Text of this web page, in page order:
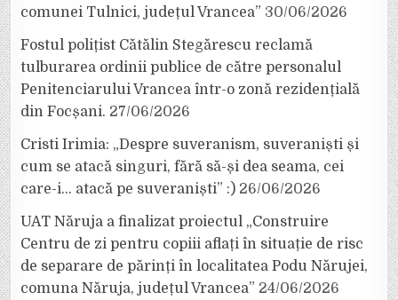
comunei Tulnici, județul Vrancea” 30/06/2026
Fostul polițist Cătălin Stegărescu reclamă
tulburarea ordinii publice de către personalul
Penitenciarului Vrancea într-o zonă rezidențială
din Focșani. 27/06/2026
Cristi Irimia: „Despre suveranism, suveraniști și
cum se atacă singuri, fără să-și dea seama, cei
care-i… atacă pe suveraniști” :) 26/06/2026
UAT Năruja a finalizat proiectul „Construire
Centru de zi pentru copiii aflați în situație de risc
de separare de părinți în localitatea Podu Nărujei,
comuna Năruja, județul Vrancea” 24/06/2026